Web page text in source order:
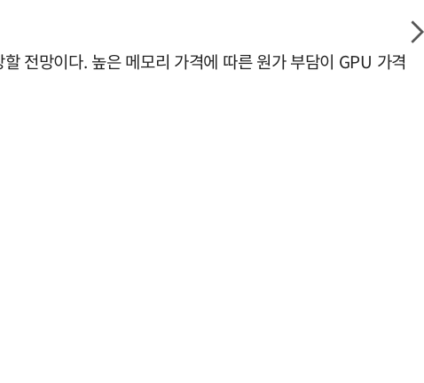
전망이다. 높은 메모리 가격에 따른 원가 부담이 GPU 가격